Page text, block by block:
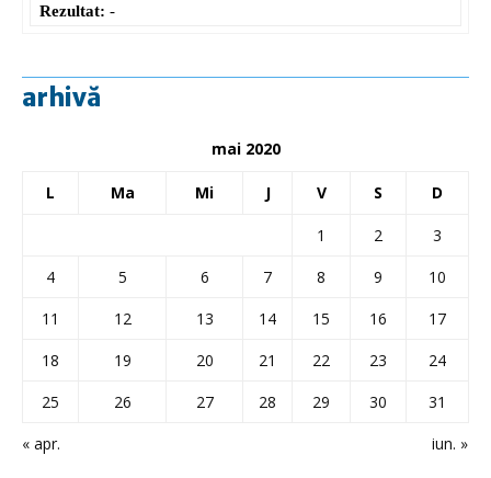
Rezultat: -
arhivă
mai 2020
L Ma Mi J V S D
« apr. iun. »
1 2
3
4
5 6 7 8 9
10
11
12 13 14 15 16
17
18
19 20 21 22 23
24
25
26 27 28 29 30 31